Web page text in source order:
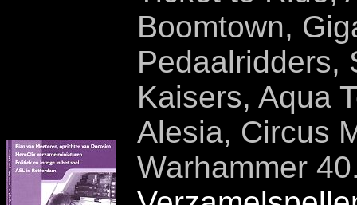
Boomtown,
Pedaalridders,
Kaisers, Aqua
Alesia, Circus
Warhammer